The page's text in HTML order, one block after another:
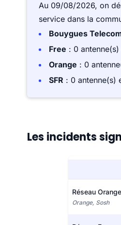
Au 09/08/2026, on
service dans la
Bouygues
Free : 0
Orange : 0
SFR : 0 antenne(s)
Les incidents
Réseau Orange
Orange, Sosh